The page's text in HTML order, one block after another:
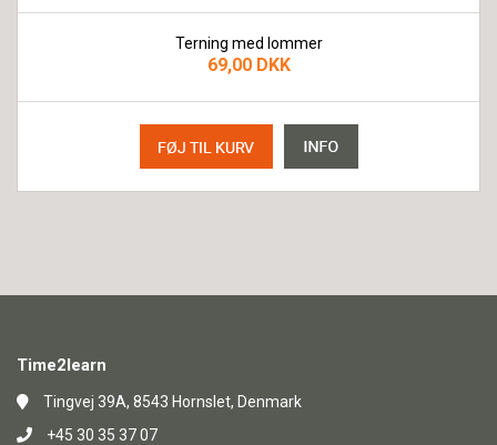
Terning med lommer
69,00 DKK
Time2learn
Tingvej 39A, 8543 Hornslet, Denmark
+45 30 35 37 07